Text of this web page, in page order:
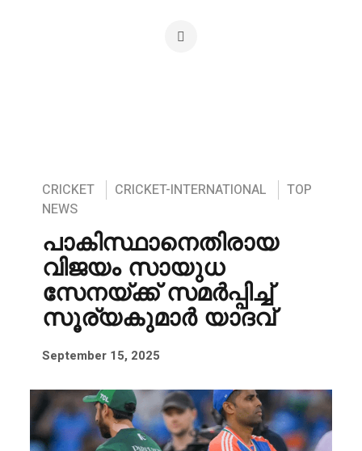
CRICKET CRICKET-INTERNATIONAL
TOP
NEWS
പാകിസ്ഥാനെതിരായ
വിജയം സായുധ
സേനയ്ക്ക് സമർപ്പിച്ച്
സൂര്യകുമാർ യാദവ്
September 15, 2025